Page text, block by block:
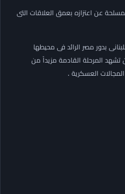
عن اعتزازه بعمق العلاقات التى
بدور مصر الرائد فى محيطها
تشهد المرحلة القادمة مزيداً من
العسكرية .